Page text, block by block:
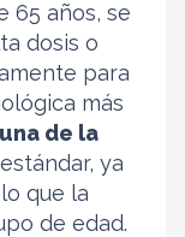
65 años, se
dosis o
para
más
de la
ya
que la
de edad.